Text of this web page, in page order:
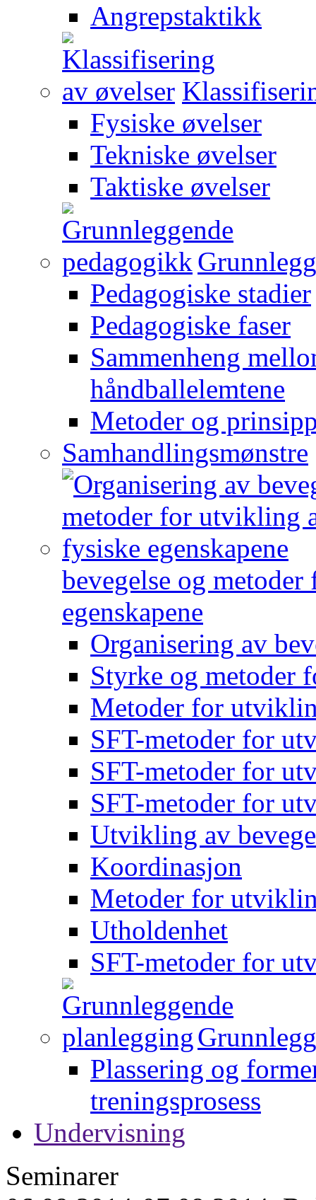
Angrepstaktikk
Fysiske øvelser
Tekniske øvelser
Taktiske øvelser
Pedagogiske stadier
Pedagogiske faser
Sammenheng
håndballelemtene
Metoder og
Samhandlingsmønstre
bevegelse og
egenskapene
Organisering av
Styrke og metoder
Metoder for
SFT-metoder for
SFT-metoder for
SFT-metoder for
Utvikling av
Koordinasjon
Metoder for
Utholdenhet
SFT-metoder for
Plassering og
treningsprosess
Undervisning
Seminarer